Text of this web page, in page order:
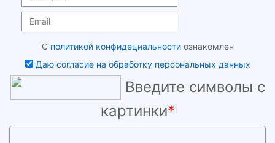
С политикой конфидециальностиознакомлен
Даю согласие на обработку персональных данных
Введите символы с
картинки*